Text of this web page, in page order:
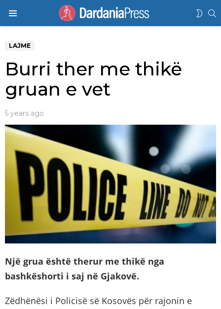
LAJME
Burri ther me thikë
gruan e vet
5 years ago
Një grua është therur me thikë nga
bashkëshorti i saj në Gjakovë.
Zëdhënësi i Policisë së Kosovës për rajonin e